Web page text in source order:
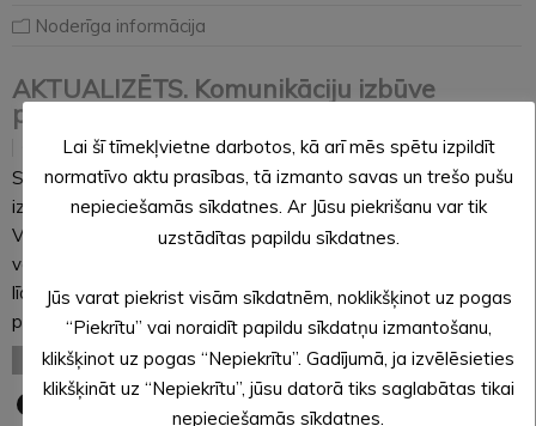
Noderīga informācija
AKTUALIZĒTS. Komunikāciju izbūve
pārcelta uz jūnija sākumu
15.05.2026
Sakarā ar plānotu ūdensvada un kanalizācijas spiedvada
izbūvi Alūksnē gaidāmi satiksmes ierobežojumi ielās bijušās
VEF teritorijas apkaimē. Nepieciešamos darbus paredzēts
veikt no 18. maija līdz 12. jūnijam. Satiksmes organizācijas
līdzekļi tiks izvietoti īsi pirms darbu uzsākšanas konkrētos
posmos un noņemti…
LASĪT VISU
Lai šī tīmekļvietne darbotos, kā arī mēs spētu izpildīt
normatīvo aktu prasības, tā izmanto savas un trešo pušu
nepieciešamās sīkdatnes. Ar Jūsu piekrišanu var tik
uzstādītas papildu sīkdatnes.
Jūs varat piekrist visām sīkdatnēm, noklikšķinot uz pogas
“Piekrītu” vai noraidīt papildu sīkdatņu izmantošanu,
klikšķinot uz pogas “Nepiekrītu”. Gadījumā, ja izvēlēsieties
klikšķināt uz “Nepiekrītu”, jūsu datorā tiks saglabātas tikai
nepieciešamās sīkdatnes.